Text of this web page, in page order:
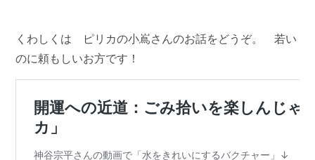
くわしくは ピリカの小嶌さんのお話をどうぞ。 若い
のに頼もしいお方です！